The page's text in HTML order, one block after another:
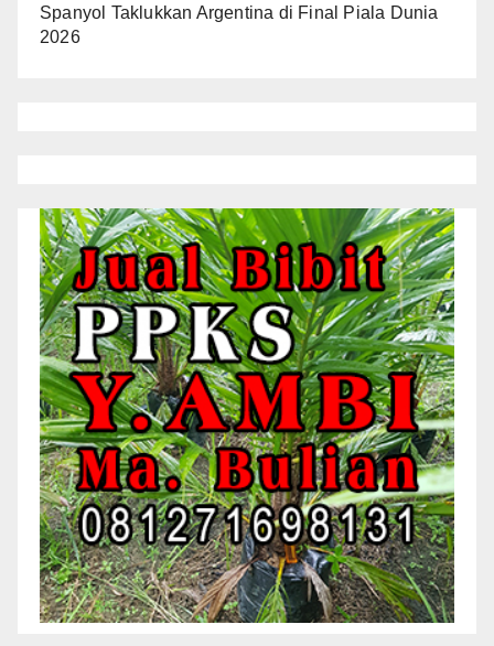
Spanyol Taklukkan Argentina di Final Piala Dunia
2026